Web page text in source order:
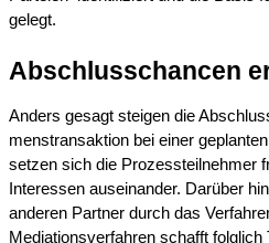
gelegt.
Abschluss­chan­cen
Anders gesagt steigen die
mens­trans­ak­ti­on bei einer
setzen sich die Prozes­s­teil­neh­mer
Inter­es­sen ausein­an­der. Darüber
anderen Partner durch das
Media­ti­ons­ver­fah­ren schafft folglich